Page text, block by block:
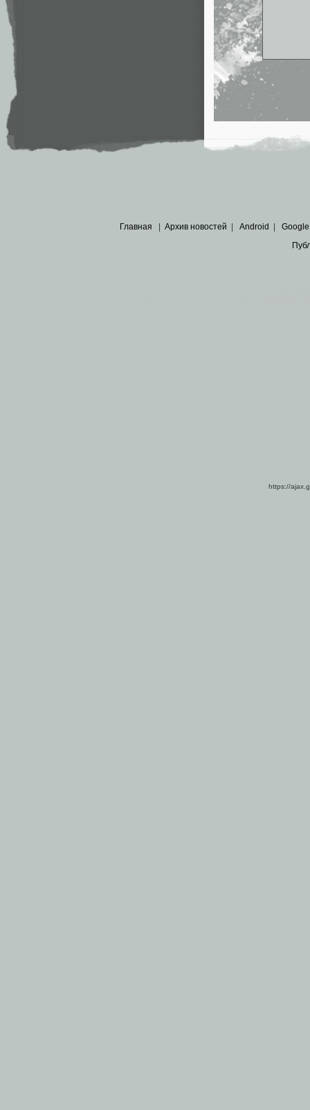
Главная Архив новостей Android Google
https://